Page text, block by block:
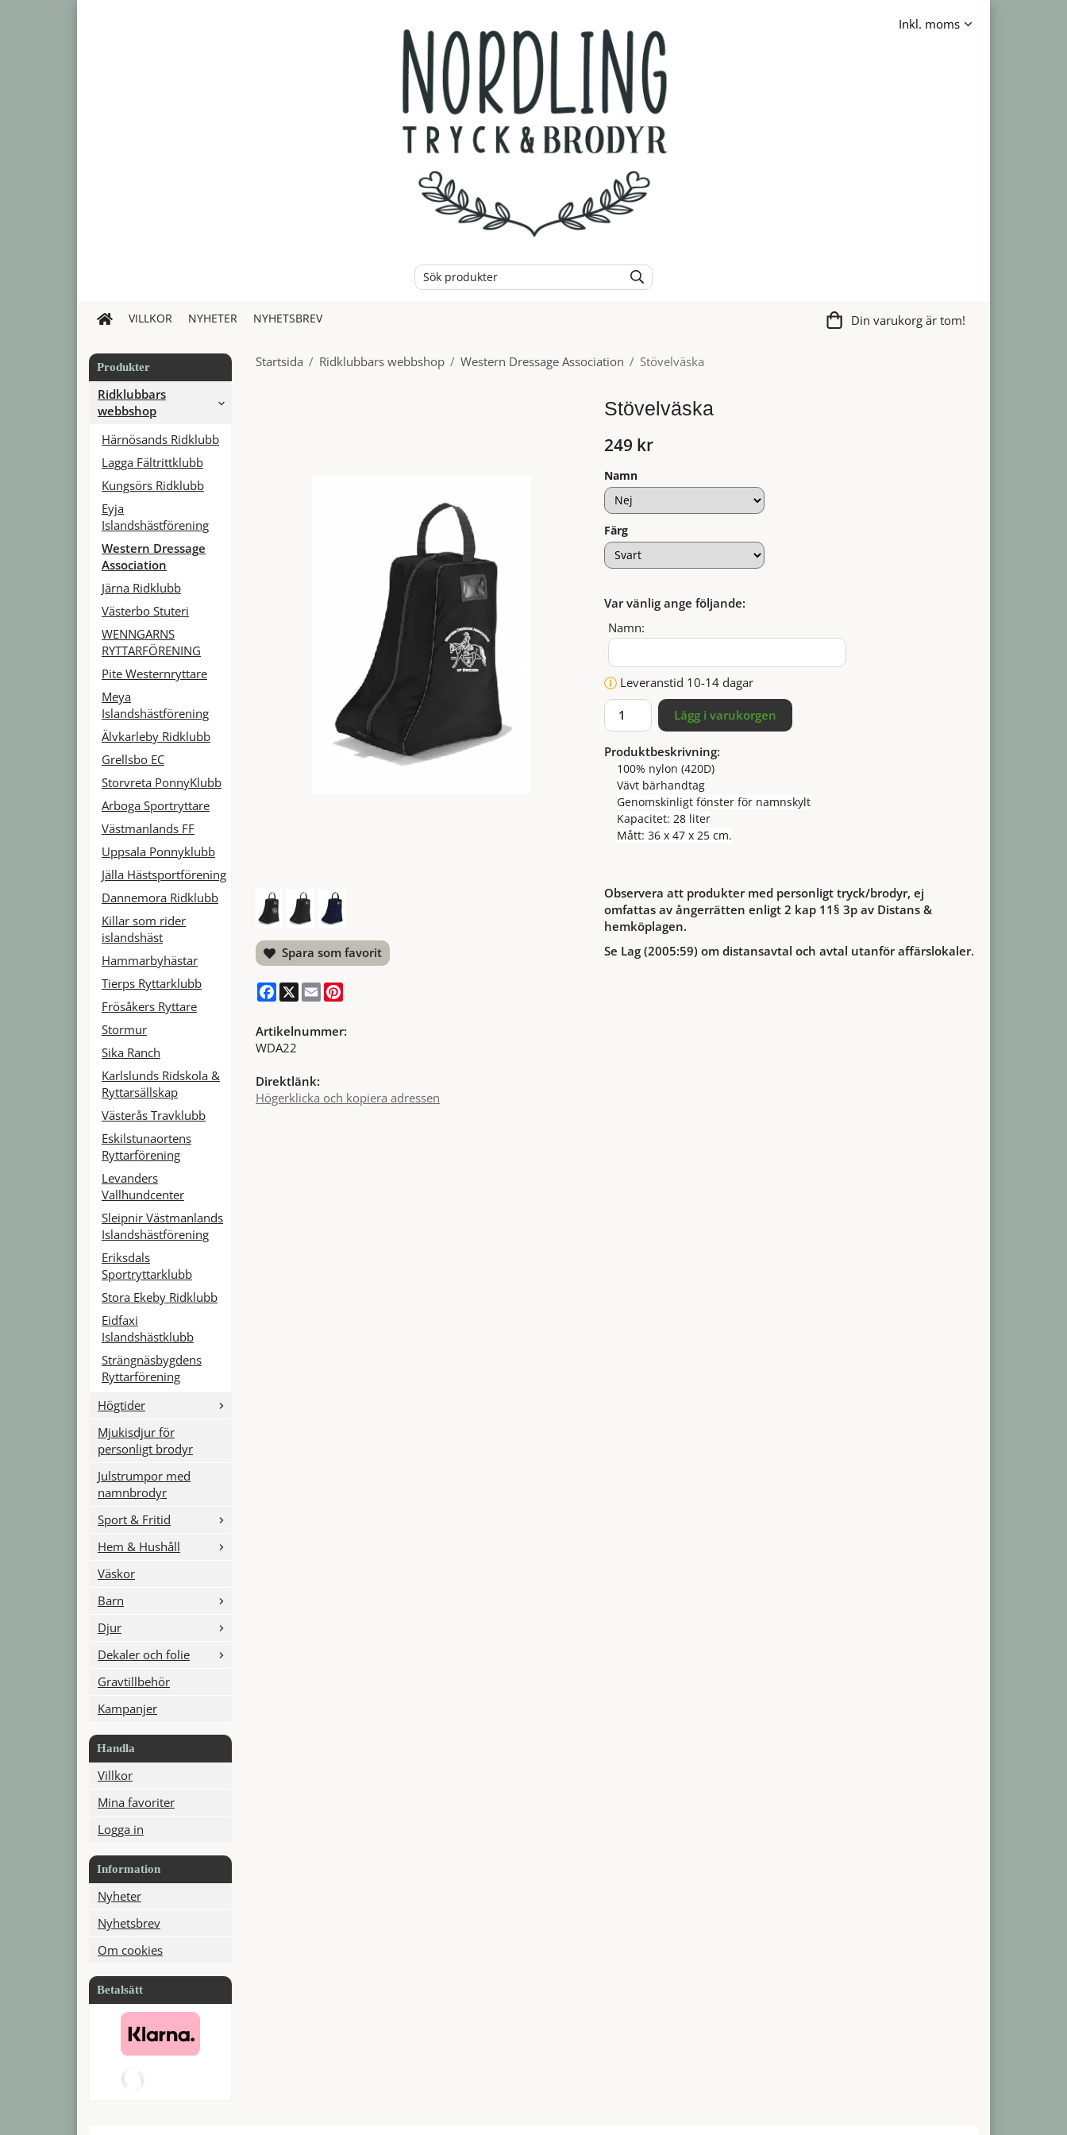
VILLKOR NYHETER NYHETSBREV Din varukorg är tom!
Produkter
Ridklubbars
webbshop
Härnösands Ridklubb
Lagga Fältrittklubb
Kungsörs Ridklubb
Eyja
Islandshästförening
Western Dressage
Association
Järna Ridklubb
Västerbo Stuteri
WENNGARNS
RYTTARFÖRENING
Pite Westernryttare
Meya
Islandshästförening
Älvkarleby Ridklubb
Grellsbo EC
Storvreta PonnyKlubb
Arboga Sportryttare
Västmanlands FF
Uppsala Ponnyklubb
Jälla Hästsportförening
Dannemora Ridklubb
Killar som rider
islandshäst
Hammarbyhästar
Tierps Ryttarklubb
Frösåkers Ryttare
Stormur
Sika Ranch
Karlslunds Ridskola &
Ryttarsällskap
Västerås Travklubb
Eskilstunaortens
Ryttarförening
Levanders
Vallhundcenter
Sleipnir Västmanlands
Islandshästförening
Eriksdals
Sportryttarklubb
Stora Ekeby Ridklubb
Eidfaxi
Islandshästklubb
Strängnäsbygdens
Ryttarförening
Högtider
Mjukisdjur för
personligt brodyr
Julstrumpor med
namnbrodyr
Sport & Fritid
Hem & Hushåll
Väskor
Barn
Djur
Dekaler och folie
Gravtillbehör
Kampanjer
Handla
Villkor
Mina favoriter
Logga in
Information
Nyheter
Nyhetsbrev
Om cookies
Betalsätt
Startsida / Ridklubbars webbshop / Western Dressage Association / Stövelväska
Stövelväska
249 kr
Namn
Färg
Var vänlig ange följande:
Namn:
Leveranstid 10-14 dagar
Lägg i varukorgen
Produktbeskrivning:
100% nylon (420D)
Vävt bärhandtag
Genomskinligt fönster för namnskylt
Kapacitet: 28 liter
Mått: 36 x 47 x 25 cm.
Observera att produkter med personligt tryck/brodyr, ej
omfattas av ångerrätten enligt 2 kap 11§ 3p av Distans &
hemköplagen.
Se Lag (2005:59) om distansavtal och avtal utanför affärslokaler.
Spara som favorit
Facebook
X Email
Artikelnummer:
WDA22
Direktlänk:
Högerklicka och kopiera adressen